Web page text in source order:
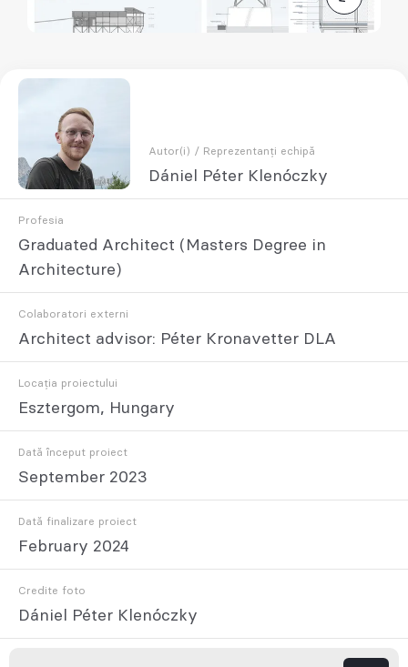
Autor(i) / Reprezentanți echipă
Dániel Péter Klenóczky
Profesia
Graduated Architect (Masters Degree in
Architecture)
Colaboratori externi
Architect advisor: Péter Kronavetter DLA
Locația proiectului
Esztergom, Hungary
Dată început proiect
September 2023
Dată finalizare proiect
February 2024
Credite foto
Dániel Péter Klenóczky